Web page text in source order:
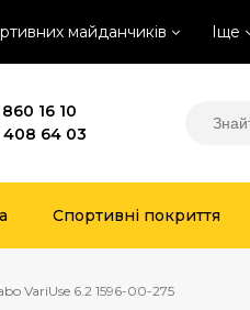
майданчиків Іще
16 10
408 64 03
Спортивні покриття
VariUse 6.2 1596-00-275